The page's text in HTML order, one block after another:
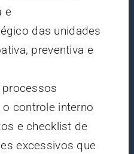
e
das unidades
preventiva e
controle interno
e checklist de
excessivos que